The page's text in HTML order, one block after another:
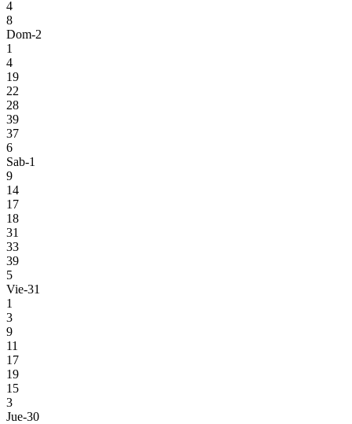
4
8
Dom-2
1
4
19
22
28
39
37
6
Sab-1
9
14
17
18
31
33
39
5
Vie-31
1
3
9
11
17
19
15
3
Jue-30